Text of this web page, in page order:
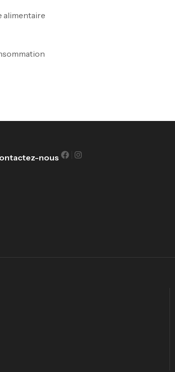
alimentaire
nous